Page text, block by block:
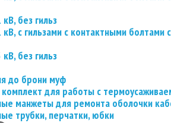
без гильз
с гильзами с контактными
без гильз
до брони муф
комплект для работы с
манжеты для ремонта оболочки
трубки, перчатки, юбки